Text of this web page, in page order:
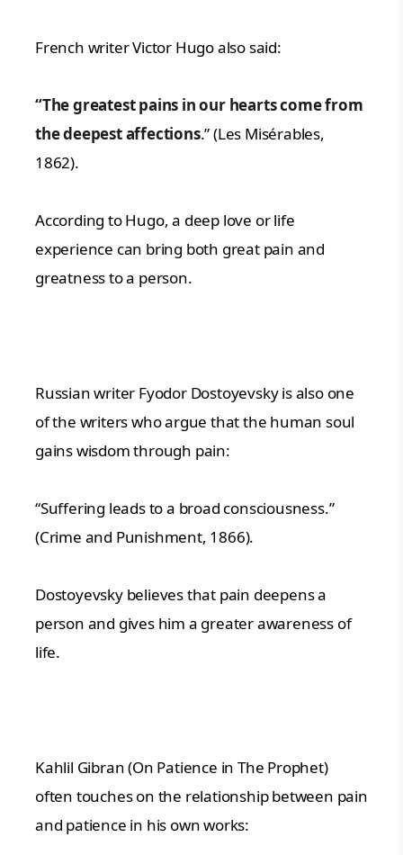
French writer Victor Hugo also said:
“The greatest pains in our hearts come from
the deepest affections.” (Les Misérables,
1862).
According to Hugo, a deep love or life
experience can bring both great pain and
greatness to a person.
Russian writer Fyodor Dostoyevsky is also one
of the writers who argue that the human soul
gains wisdom through pain:
“Suffering leads to a broad consciousness.”
(Crime and Punishment, 1866).
Dostoyevsky believes that pain deepens a
person and gives him a greater awareness of
life.
Kahlil Gibran (On Patience in The Prophet)
often touches on the relationship between pain
and patience in his own works: